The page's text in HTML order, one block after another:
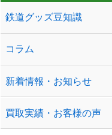
鉄道グッズ豆知識
コラム
新着情報・お知らせ
買取実績・お客様の声